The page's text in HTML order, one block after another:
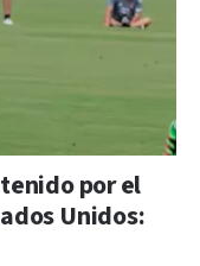
por el
Unidos: